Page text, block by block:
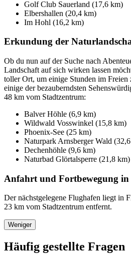
Golf Club Sauerland (17,6 km)
Elbershallen (20,4 km)
Im Hohl (16,2 km)
Erkundung der
Ob du nun auf der Suche nach
Landschaft auf sich wirken lassen
toller Ort, um einige Stunden im
einige der bezauberndsten
48 km vom Stadtzentrum:
Balver Höhle (6,9 km)
Wildwald Vosswinkel (15,8 km)
Phoenix-See (25 km)
Naturpark Arnsberger Wald
Dechenhöhle (9,6 km)
Naturbad Glörtalsperre (21,8 km)
Anfahrt und Fortbewegung in
Der nächstgelegene Flughafen liegt in
23 km vom Stadtzentrum entfernt.
Weniger
Häufig gestellte Fragen